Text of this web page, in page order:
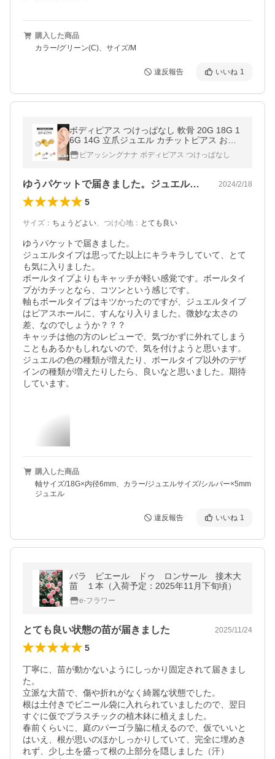
購入した商品
カラー/グリーン(C)、サイズ/M
違反報告 いいね 1
ボディピアス つけっぱなし 軟骨 20G 18G 1
6G 14G 立爪ジュエル カチットピアス おし
ゃれ 20代 30代 40代 50代 60代 アレルギー
対応 片耳用 爆買
ピアッシングナナ ボディピアス つけっぱなし
ゆうパケットで届きました。ジュエルタイ… 2024/2/18
5
サイズ ： ちょうどよい、 つけ心地 ： とても良い
ゆうパケットで届きました。
ジュエルタイプは思ってた以上にキラキラしていて、とて
も気に入りました。
ボールタイプよりもキャッチが軽い感覚です。ボールタイ
プがカチッとなら、コツンという感じです。
軸もボールタイプはキツかったのですが、ジュエルタイプ
はピアスホールに、すんなり入りました。微妙な太さの
差、なのでしょうか？？？
キャッチは他の方のレビューで、気づかずに外れてしまう
こともあるかもしれないので、気を付けようと思います。
ジュエルの色の種類が増えたり、ボールタイプ以外のデザ
インの種類が増えたりしたら、良いなと思いました。期待
しています。
購入した商品
軸サイズ/18G×内径6mm、カラー/ジュエルサイズ/シルバー×5mm
ジュエル
違反報告 いいね 1
バラ ピエール ドゥ ロンサール 接木大
苗 １本（入荷予定：2025年11月下旬頃）
e-フラワー
とても良い状態の苗が届きました 2025/11/24
5
丁寧に、苗が動かないようにしっかり固定されて届きまし
た。
立派な大苗で、傷や折れがなく綺麗な状態でした。
根は土付きでビニール袋に入れられていましたので、翌日
すぐに仮でプラスチックの植木鉢に植えました。
春前くらいに、庭のパーゴラ脇に植えるので、仮でいいと
はいえ、根が思いのほかしっかりしていて、完全に埋めき
れず、少し土を盛って根の上部分を隠しました（汗）